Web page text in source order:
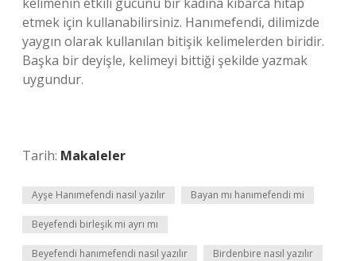
etmek için kullanabilirsiniz. Hanımefendi, dilimizde
yaygın olarak kullanılan bitişik kelimelerden biridir.
Başka bir deyişle, kelimeyi bittiği şekilde yazmak
uygundur.
Tarih: Makaleler
Ayşe Hanımefendi nasıl yazılır Bayan mı hanımefendi mi
Beyefendi birleşik mi ayrı mı
Beyefendi hanımefendi nasıl yazılır Birdenbire nasıl yazılır